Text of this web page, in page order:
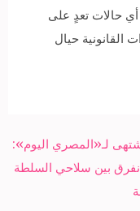
حالات تعدٍ على
القانونية حيال
لـ«المصري اليوم»:
بين سلاحي السلطة